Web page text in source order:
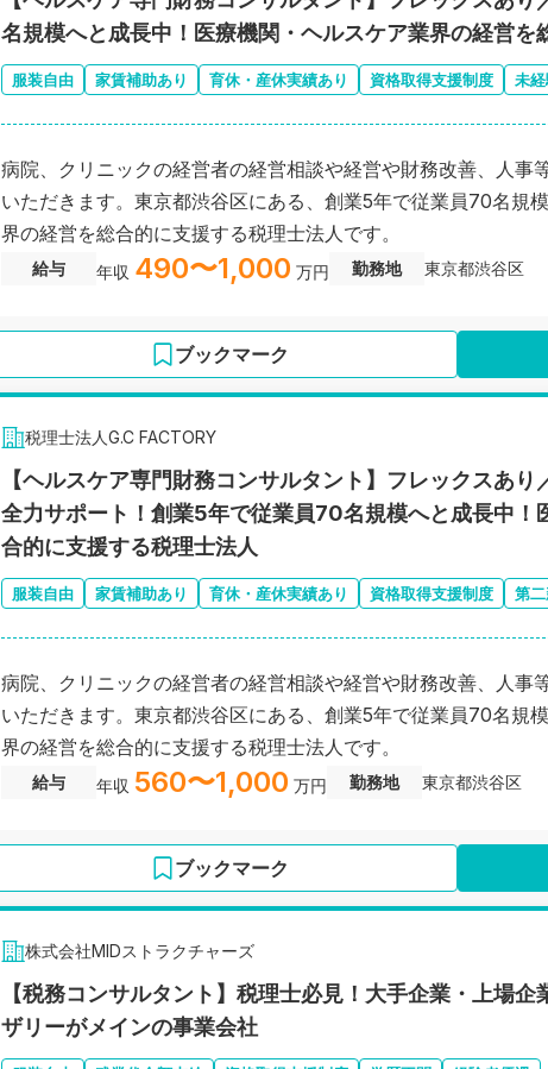
名規模へと成長中！医療機関・ヘルスケア業界の経営を
服装自由 家賃補助あり 育休・産休実績あり 資格取得支援制度 未
病院、クリニックの経営者の経営相談や経営や財務改善、人事
いただきます。東京都渋谷区にある、創業5年で従業員70名規
界の経営を総合的に支援する税理士法人です。
給与 年収 490〜1,000 万円 勤務地 東京都渋谷区
ブックマーク
税理士法人G.C FACTORY
【ヘルスケア専門財務コンサルタント】フレックスあ
全力サポート！創業5年で従業員70名規模へと成長中！
合的に支援する税理士法人
服装自由 家賃補助あり 育休・産休実績あり 資格取得支援制度 第
病院、クリニックの経営者の経営相談や経営や財務改善、人事
いただきます。東京都渋谷区にある、創業5年で従業員70名規
界の経営を総合的に支援する税理士法人です。
給与 年収 560〜1,000 万円 勤務地 東京都渋谷区
ブックマーク
株式会社MIDストラクチャーズ
【税務コンサルタント】税理士必見！大手企業・上場
ザリーがメインの事業会社